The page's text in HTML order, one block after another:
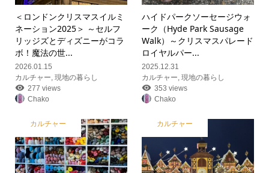
＜ロンドンクリスマスイルミ
ネーション2025＞ ～セルフ
リッジズとディズニーがコラ
ボ！魔法の世...
2026.01.15
カルチャー 現地の暮らし
277 views
Chako
ハイドパークソーセージウォ
ーク（Hyde Park Sausage
Walk）～クリスマスパレード
ロイヤルパー...
2025.12.31
カルチャー ,現地の暮らし
353 views
Chako
カルチャー カルチャー